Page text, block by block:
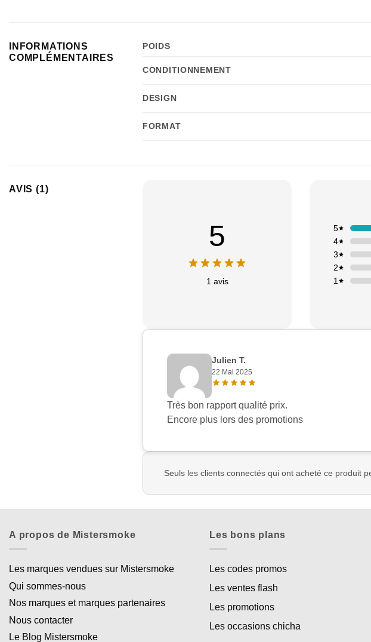
INFORMATIONS
COMPLÉMENTAIRES
POIDS
CONDITIONNEMENT
DESIGN
FORMAT
AVIS (1)
5
1 avis 1
2
3
4
5
Julien T.
22 Mai 2025
Très bon rapport qualité prix.
Encore plus lors des promotions
Seuls les clients connectés qui ont acheté ce produit
A propos de Mistersmoke
Les marques vendues sur Mistersmoke
Qui sommes-nous
Nos marques et marques partenaires
Nous contacter
Le Blog Mistersmoke
Les bons plans
Les codes promos
Les ventes flash
Les promotions
Les occasions chicha